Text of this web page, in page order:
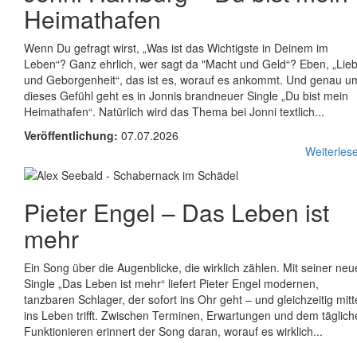
Heimathafen
Wenn Du gefragt wirst, „Was ist das Wichtigste in Deinem im
Leben“? Ganz ehrlich, wer sagt da "Macht und Geld“? Eben,
und Geborgenheit“, das ist es, worauf es ankommt. Und genau
dieses Gefühl geht es in Jonnis brandneuer Single „Du bist mein
Heimathafen“. Natürlich wird das Thema bei Jonni textlich...
Veröffentlichung: 07.07.2026
Pieter Engel – Das Leben ist
mehr
Ein Song über die Augenblicke, die wirklich zählen. Mit seiner
Single „Das Leben ist mehr“ liefert Pieter Engel modernen,
tanzbaren Schlager, der sofort ins Ohr geht – und gleichzeitig
ins Leben trifft. Zwischen Terminen, Erwartungen und dem
Funktionieren erinnert der Song daran, worauf es wirklich...